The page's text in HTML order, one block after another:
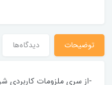
توضیحات دیدگاه‌ها
-از سری ملزومات کاربردی